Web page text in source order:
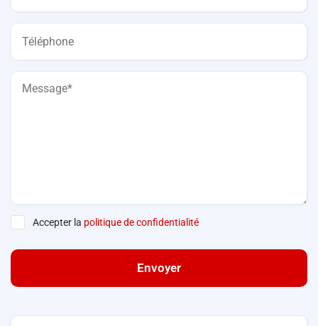
Accepter la politique de confidentialité
Envoyer